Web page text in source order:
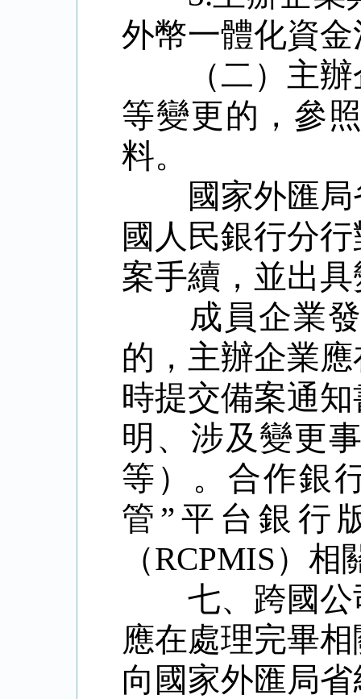
外幣一體化資
（二）主
等變更的，參
料。
國家外匯
國人民銀行分
案手續，並出
成員企業
的，主辦企業
時提交備案通
明、涉及變更
等）。合作銀
管 ”平台銀行
（RCPMIS）相
七、跨國
應在處理完畢
向國家外匯局